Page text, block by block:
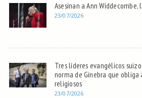
Asesinan a Ann
23/07/2026
Tres líderes evangélicos
norma de Ginebra que
religiosos
23/07/2026